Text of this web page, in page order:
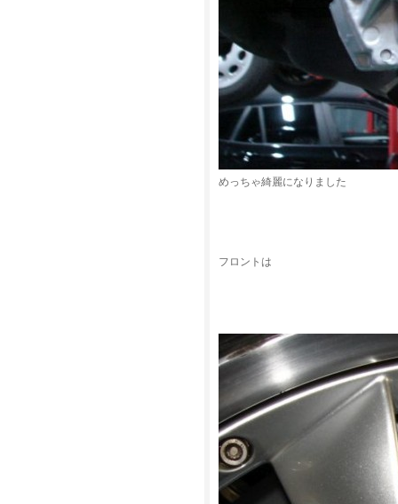
めっちゃ綺麗になりました
フロントは